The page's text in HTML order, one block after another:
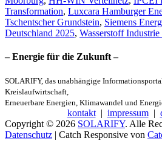
Transformation, Luxcara Hamburger
Tschentscher Grundstein, Siemens
Deutschland 2025, Wasserstoff
– Energie für die Zukunft –
SOLARIFY, das unabhängige
Kreislaufwirtschaft,
Erneuerbare Energien, Klimawandel und
kontakt| impressum|
Copyright © 2026 SOLARIFY. Alle
Datenschutz | Catch Responsive von